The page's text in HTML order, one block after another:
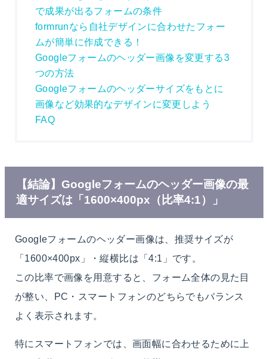
で成果が出るフォームの条件
formrunなら自社デザインに合わせたフォー
ムが簡単に作成できる！
Googleフォームのヘッダー画像を変更する3
つの方法
Googleフォームのヘッダーサイズをもとに
画像など効果的なデザインに変更しよう
FAQ
【結論】Googleフォームのヘッダー画像の最
適サイズは「1600×400px（比率4:1）」
Googleフォームのヘッダー画像は、 推奨サイズが
「1600×400px」・縦横比は「4:1」 です。
この比率で画像を用意すると、フォーム全体の見た目
が整い、PC・スマートフォンのどちらでもバランス
よく表示されます。
特にスマートフォンでは、画面幅に合わせるために 上